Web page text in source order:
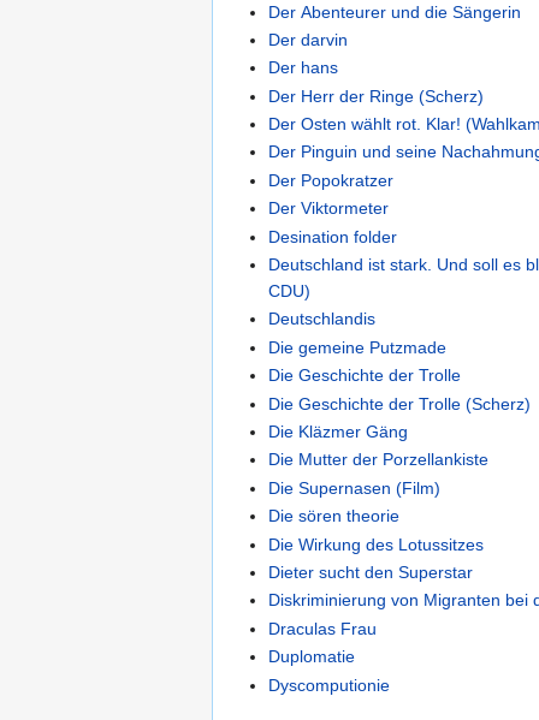
Der Abenteurer und die Sängerin
Der darvin
Der hans
Der Herr der Ringe (Scherz)
Der Osten wählt rot. Klar!
Der Pinguin und seine
Der Popokratzer
Der Viktormeter
Desination folder
Deutschland ist stark. Und soll es
CDU)
Deutschlandis
Die gemeine Putzmade
Die Geschichte der Trolle
Die Geschichte der Trolle (Scherz)
Die Kläzmer Gäng
Die Mutter der Porzellankiste
Die Supernasen (Film)
Die sören theorie
Die Wirkung des Lotussitzes
Dieter sucht den Superstar
Diskriminierung von Migranten bei
Draculas Frau
Duplomatie
Dyscomputionie